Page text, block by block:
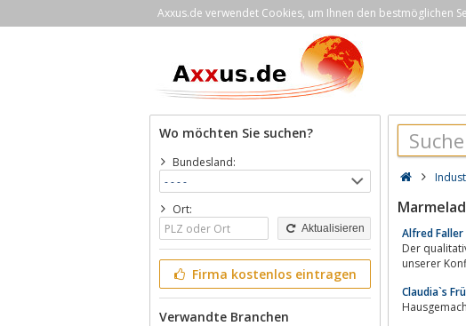
Axxus.de verwendet Cookies, um Ihnen den bestmöglichen
Wo möchten Sie suchen?
Bundesland:
Ort:
Aktualisieren
Firma kostenlos eintragen
Verwandte Branchen
Alfred Faller
Der
unserer
Claudia`s